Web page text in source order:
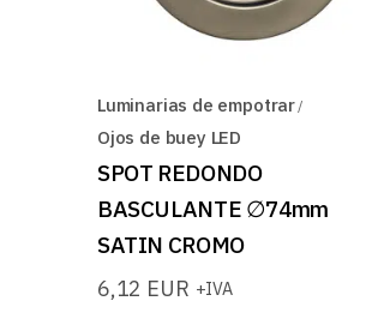
Luminarias de empotrar
Ojos de buey LED
SPOT REDONDO
BASCULANTE ∅74mm
SATIN CROMO
6,12 EUR +IVA